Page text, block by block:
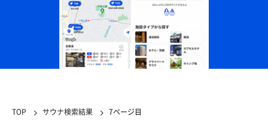
TOP サウナ検索結果 7ページ目